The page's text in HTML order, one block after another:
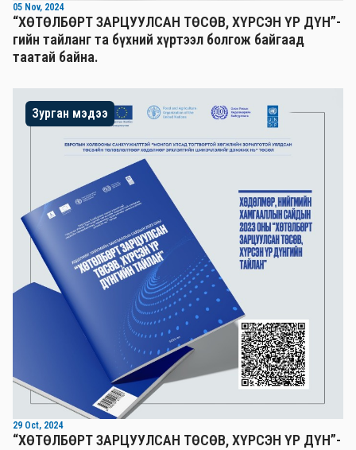
05 Nov, 2024
“ХӨТӨЛБӨРТ ЗАРЦУУЛСАН ТӨСӨВ, ХҮРСЭН ҮР ДҮН”-
гийн тайланг та бүхний хүртээл болгож байгаад
таатай байна.
Зурган мэдээ
29 Oct, 2024
“ХӨТӨЛБӨРТ ЗАРЦУУЛСАН ТӨСӨВ, ХҮРСЭН ҮР ДҮН”-